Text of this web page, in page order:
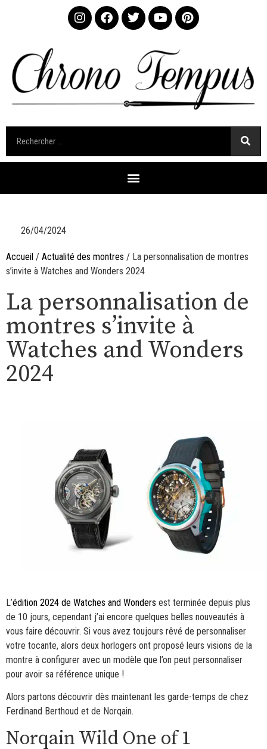
26/04/2024
Accueil / Actualité des montres / La personnalisation de montres
s’invite à Watches and Wonders 2024
La personnalisation de
montres s’invite à
Watches and Wonders
2024
L’édition 2024 de Watches and Wonders est terminée depuis plus
de 10 jours, cependant j’ai encore quelques belles nouveautés à
vous faire découvrir. Si vous avez toujours rêvé de personnaliser
votre tocante, alors deux horlogers ont proposé leurs visions de la
montre à configurer avec un modèle que l’on peut personnaliser
pour avoir sa référence unique !
Alors partons découvrir dès maintenant les garde-temps de chez
Ferdinand Berthoud et de Norqain.
Norqain Wild One of 1